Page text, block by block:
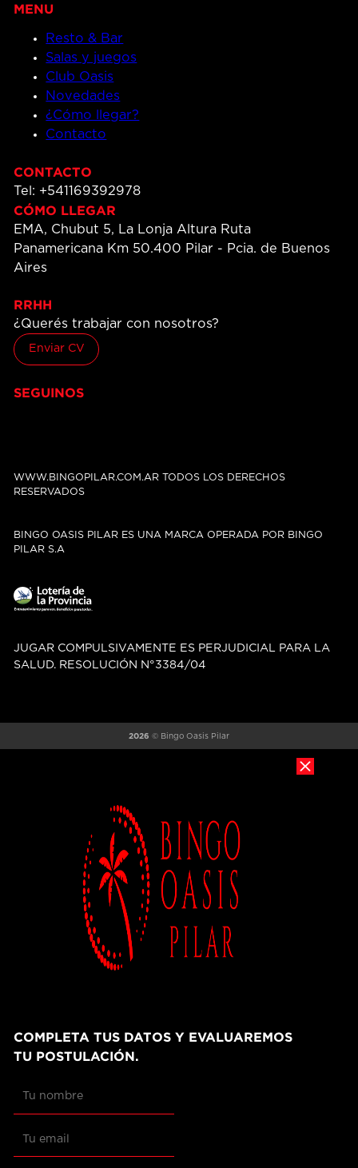
Resto & Bar
Salas y juegos
Club Oasis
Novedades
¿Cómo llegar?
Contacto
CONTACTO
Tel: +541169392978
CÓMO LLEGAR
EMA, Chubut 5, La Lonja Altura Ruta
Panamericana Km 50.400 Pilar - Pcia. de Buenos
Aires
RRHH
¿Querés trabajar con nosotros?
Enviar CV
SEGUINOS
WWW.BINGOPILAR.COM.AR TODOS LOS DERECHOS
RESERVADOS
BINGO OASIS PILAR ES UNA MARCA OPERADA POR BINGO
PILAR S.A
JUGAR COMPULSIVAMENTE ES PERJUDICIAL PARA LA
SALUD. RESOLUCIÓN N°3384/04
2026 © Bingo Oasis Pilar
COMPLETA TUS DATOS Y EVALUAREMOS
TU POSTULACIÓN.